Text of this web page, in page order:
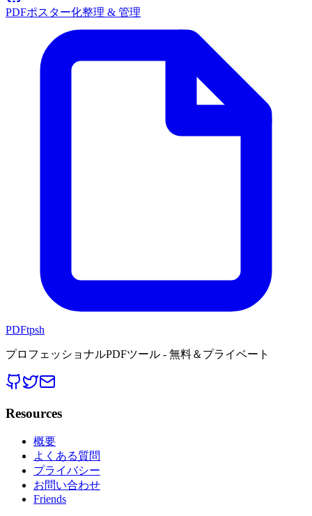
PDFポスター化整理 & 管理
PDFtpsh
プロフェッショナルPDFツール - 無料＆プライベート
Resources
概要
よくある質問
プライバシー
お問い合わせ
Friends